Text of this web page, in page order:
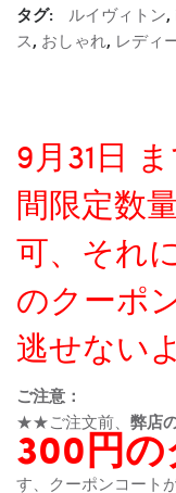
タグ: ルイヴィトン,
ス, おしゃれ, レディ
9月31日
間限定数
可、それ
のクーポ
逃せない
ご注意：
★★ご注文前、 弊店
300円
す、クーポンコート